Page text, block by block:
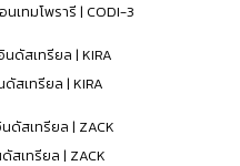
เทมโพรารี | CODI-3
สเทรียล | KIRA
สเทรียล | ZACK